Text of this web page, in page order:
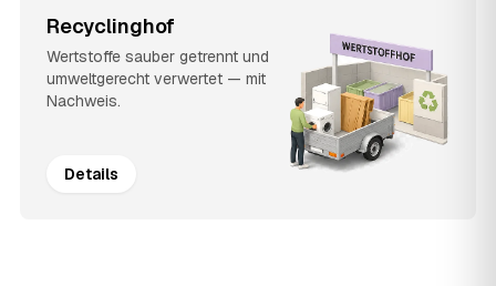
Recyclinghof
Wertstoffe sauber getrennt und
umweltgerecht verwertet — mit
Nachweis.
Details